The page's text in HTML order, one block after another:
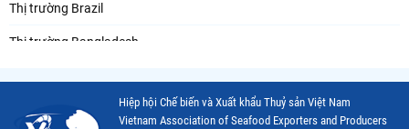
Thị trường Brazil
Thị trường Bangladesh
Thị trường Canada
Hiệp hội Chế biến và Xuất khẩu Thuỷ sản Việt Nam
Vietnam Association of Seafood Exporters and Producers